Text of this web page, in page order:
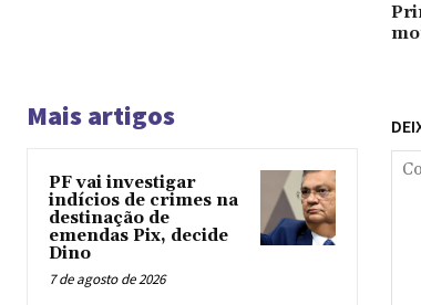
Mais artigos
PF vai investigar
indícios de crimes na
destinação de
emendas Pix, decide
Dino
7 de agosto de 2026